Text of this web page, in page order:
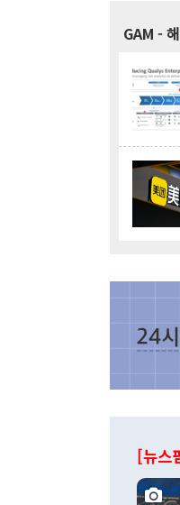
GAM -
[뉴스